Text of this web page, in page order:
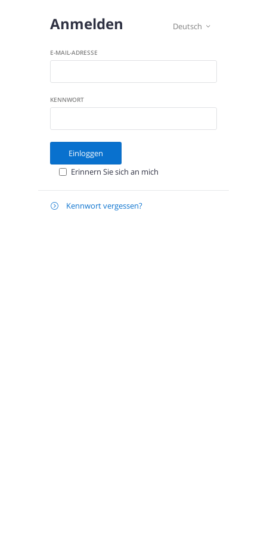
Deutsch 
Anmelden
E-MAIL-ADRESSE
KENNWORT
Einloggen
Erinnern Sie sich an mich
 Kennwort vergessen?